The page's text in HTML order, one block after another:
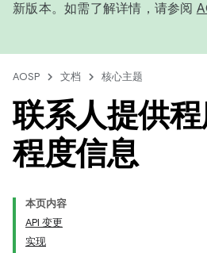
新版本。如需了解详情，请参阅
AOSP 文档 核心主题
联系人提供
程度信息
本页内容
API 变更
实现